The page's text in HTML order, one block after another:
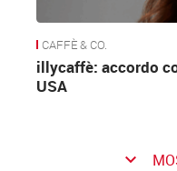
CAFFÈ & CO.
illycaffè: accordo
USA
keyboard_arrow_down